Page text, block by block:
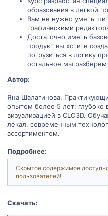
образования в легкой
Вам не нужно уметь
графическими
Достаточно иметь
продукт вы хотите
погрузиться в логику
остальное мы
Автор:
Яна Шалагинова.
опытом более 5 лет:
визуализацией в CLO3D.
лекал, современным
ассортиментом.
Подробнее:
Скрытое содержимое
пользователей!
Скачать: